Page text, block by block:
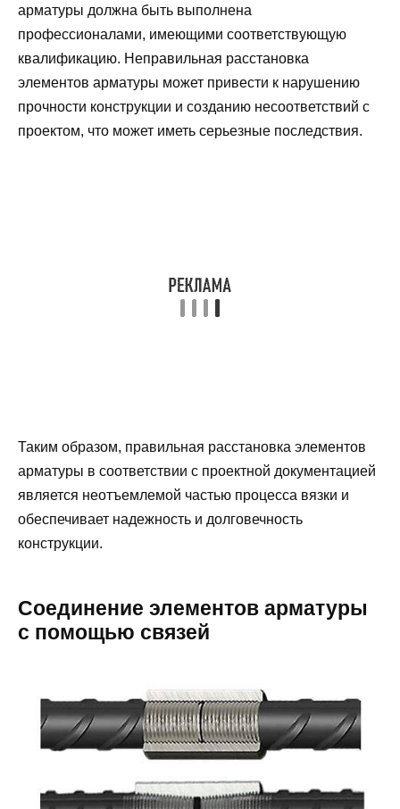
арматуры должна быть выполнена
профессионалами, имеющими соответствующую
квалификацию. Неправильная расстановка
элементов арматуры может привести к нарушению
прочности конструкции и созданию несоответствий с
проектом, что может иметь серьезные последствия.
Таким образом, правильная расстановка элементов
арматуры в соответствии с проектной документацией
является неотъемлемой частью процесса вязки и
обеспечивает надежность и долговечность
конструкции.
Соединение элементов арматуры
с помощью связей